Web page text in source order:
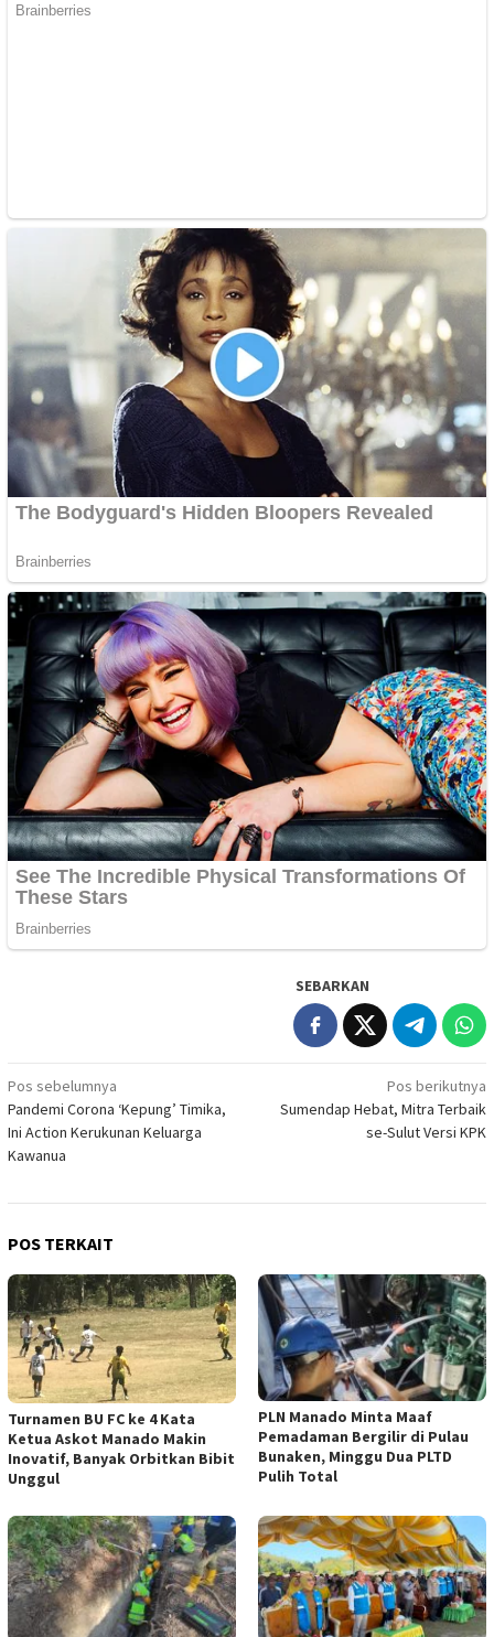
SEBARKAN
Navigasi
pos
Pos sebelumnya
Pandemi Corona ‘Kepung’ Timika,
Ini Action Kerukunan Keluarga
Kawanua
Pos berikutnya
Sumendap Hebat, Mitra Terbaik
se-Sulut Versi KPK
POS TERKAIT
Turnamen BU FC ke 4 Kata
Ketua Askot Manado Makin
Inovatif, Banyak Orbitkan Bibit
Unggul
PLN Manado Minta Maaf
Pemadaman Bergilir di Pulau
Bunaken, Minggu Dua PLTD
Pulih Total